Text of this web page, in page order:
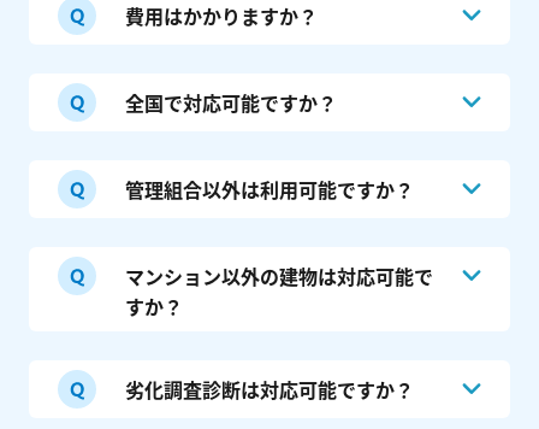
費用はかかりますか？
見積、工事支援サービスはお客様は最後まで
無料となります（事業者からのマーケティン
建物劣化調査診断は、10万円（税抜）～の
す。
全国で対応可能ですか？
日本全国で対応可能となります。ただし、大
規模修繕においては北は北海道、南は沖縄ま
ございますが、エリアや工種によってはご紹
介できる工事会社の数が少なくなる点をご了
管理組合以外は利用可能ですか？
はい、一棟オーナー、事業法人、不動産ファ
ンド等のお客様にも多数ご利用いただいてお
ります。
マンション以外の建物は対応可能で
すか？
はい、全体の2～3割は分譲マンション【以
外】となります。
劣化調査診断は対応可能ですか？
電話で無料相談する